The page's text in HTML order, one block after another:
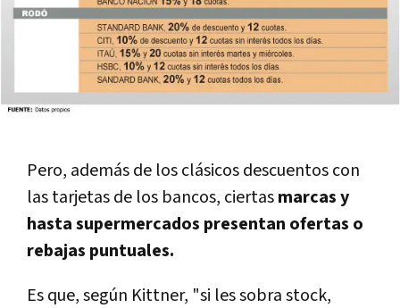
Pero, además de los clásicos descuentos con
las tarjetas de los bancos, ciertasmarcas y
hasta supermercados presentan ofertas o
rebajas puntuales.
Es que, según Kittner, "si les sobra stock,